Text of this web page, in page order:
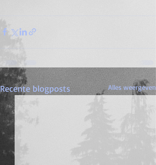
Recente blogposts Alles weergeven